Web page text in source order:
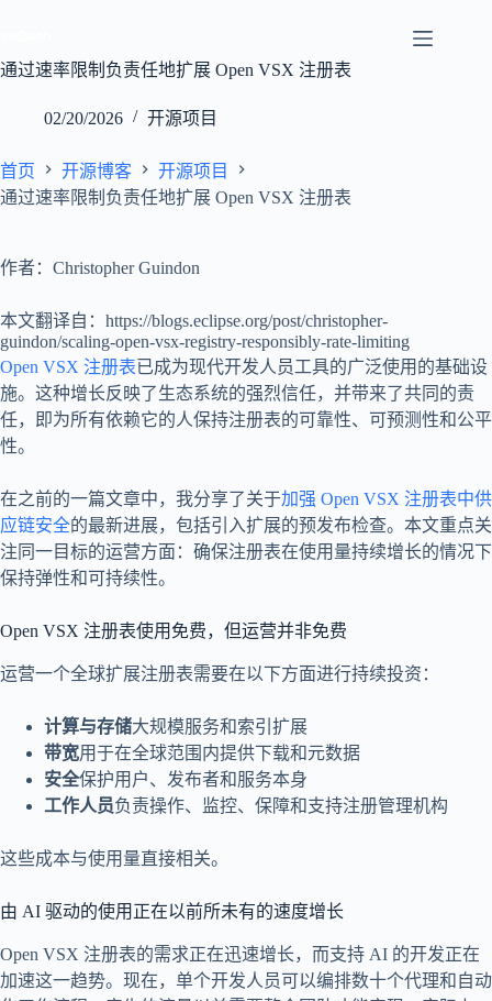
内
通过速率限制负责任地扩展 Open VSX 注册表
02/20/2026 开源项目
首页 开源博客
开源项目
通过速率限制负责任地扩展 Open VSX 注册表
作者：Christopher Guindon
本文翻译自：https://blogs.eclipse.org/post/christopher-
guindon/scaling-open-vsx-registry-responsibly-rate-limiting
Open VSX 注册表已成为现代开发人员工具的广泛使用的基础设
施。这种增长反映了生态系统的强烈信任，并带来了共同的责
任，即为所有依赖它的人保持注册表的可靠性、可预测性和公平
性。
在之前的一篇文章中，我分享了关于加强 Open VSX 注册表中供
应链安全的最新进展，包括引入扩展的预发布检查。本文重点关
注同一目标的运营方面：确保注册表在使用量持续增长的情况下
保持弹性和可持续性。
Open VSX 注册表使用免费，但运营并非免费
运营一个全球扩展注册表需要在以下方面进行持续投资：
计算与存储大规模服务和索引扩展
带宽用于在全球范围内提供下载和元数据
安全保护用户、发布者和服务本身
工作人员负责操作、监控、保障和支持注册管理机构
这些成本与使用量直接相关。
由 AI 驱动的使用正在以前所未有的速度增长
Open VSX 注册表的需求正在迅速增长，而支持 AI 的开发正在
加速这一趋势。现在，单个开发人员可以编排数十个代理和自动